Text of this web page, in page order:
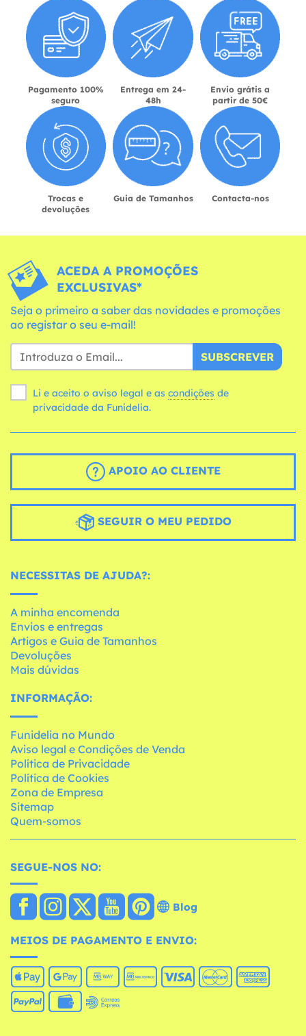
Pagamento 100%
seguro
Entrega em 24-
48h
Envio grátis a
partir de 50€
Trocas e
devoluções
Guia de Tamanhos Contacta-nos
ACEDA A PROMOÇÕES
EXCLUSIVAS*
Seja o primeiro a saber das novidades e promoções
ao registar o seu e-mail!
SUBSCREVER
Li e aceito o aviso legal e as condições
privacidade da Funidelia.
APOIO AO CLIENTE
SEGUIR O MEU PEDIDO
NECESSITAS DE AJUDA?:
A minha encomenda
Envios e entregas
Artigos e Guia de Tamanhos
Devoluções
Mais dúvidas
INFORMAÇÃO:
Funidelia no Mundo
Aviso legal e Condições de Venda
Política de Privacidade
Política de Cookies
Zona de Empresa
Sitemap
Quem-somos
SEGUE-NOS NO:
Blog
MEIOS DE PAGAMENTO E ENVIO: